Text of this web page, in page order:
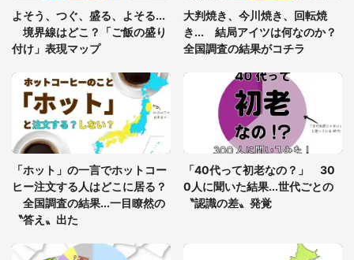
グっちゃってた〝野生の野菜〟に6.5万人戦慄
「○○がない街に住んでいます」住人の呟きに30万
人驚がく 何が存在しないか、あなたはわかる？
「修学旅行に途中参加する娘を送って行ったら、真
っ暗な道で遭難状態。なんとか見つけた民家に助け
を求めると、住人の男性が...」
よそう、つぐ、盛る、よそる...
境界線はどこ？「ご飯の盛り
付け」表現マップ
大判焼き、今川焼き、回転焼
き... 結局アイツは何なのか？
全国調査の結果がコチラ
「ホット」の一言でホットコー
ヒー注文する人はどこに居る？
全国調査の結果...一目瞭然の
〝答え〟出た
「40代って初老なの？」 30
0人に聞いた結果...世代ごとの
〝認識の差〟発覚